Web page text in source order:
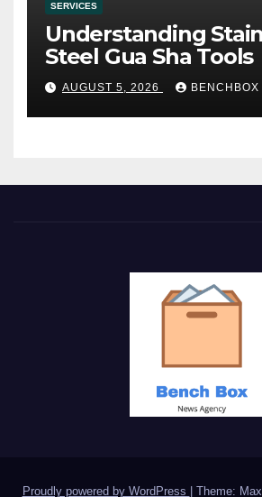
SERVICES
Understanding
Steel Gua Sha Tools
AUGUST 5, 2026 BENCHBOX
Proudly powered by WordPress Theme: